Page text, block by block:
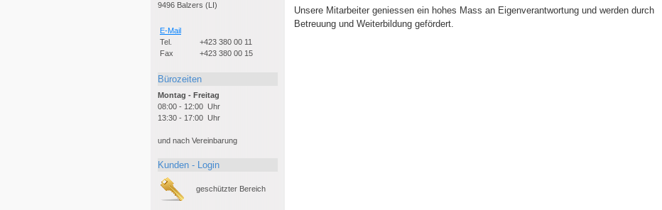
9496 Balzers (LI)
E-Mail
Tel.
Fax
+423 380 00 11
+423 380 00 15
Bürozeiten
Montag - Freitag
08:00 - 12:00 Uhr
13:30 - 17:00 Uhr
und nach Vereinbarung
Kunden - Login
geschützter Bereich
Unsere Mitarbeiter geniessen ein hohes Mass an Eigenverantwortung und werden durch
Betreuung und Weiterbildung gefördert.